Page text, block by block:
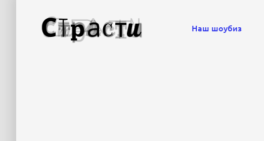
Наш шоубиз